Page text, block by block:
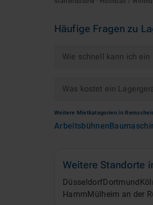
Häufige Fragen zu
Wie schnell kann ich
Was kostet ein
Weitere Mietkategorien in
Arbeitsbühnen
Weitere Standorte
DüsseldorfDortmund
HammMülheim an der